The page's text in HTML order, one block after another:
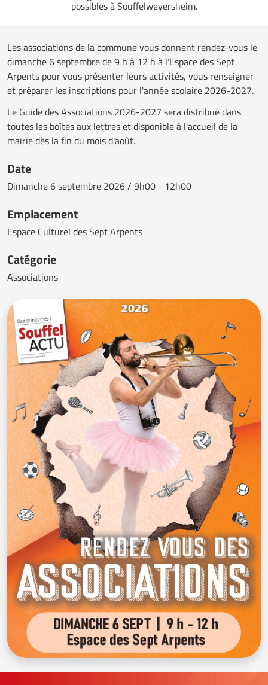
possibles à Souffelweyersheim.
Les associations de la commune vous donnent rendez-vous le
dimanche 6 septembre de 9 h à 12 h à l'Espace des Sept
Arpents pour vous présenter leurs activités, vous renseigner
et préparer les inscriptions pour l'année scolaire 2026-2027.
Le Guide des Associations 2026-2027 sera distribué dans
toutes les boîtes aux lettres et disponible à l'accueil de la
mairie dès la fin du mois d'août.
Date
Dimanche6 septembre 2026 / 9h00 - 12h00
Emplacement
Espace Culturel des Sept Arpents
Catégorie
Associations